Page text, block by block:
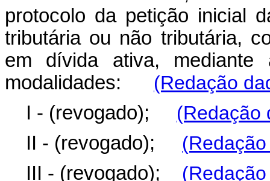
protocolo da petição inicial
tributária ou não tributária,
em dívida ativa,
modalidades: (Redação
I - (revogado); (Redação
II - (revogado);
III - (revogado);